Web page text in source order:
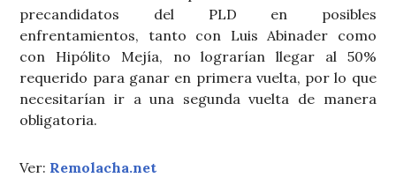
precandidatos del PLD en posibles
enfrentamientos, tanto con Luis Abinader como
con Hipólito Mejía, no lograrían llegar al 50%
requerido para ganar en primera vuelta, por lo que
necesitarían ir a una segunda vuelta de manera
obligatoria.
Ver: Remolacha.net